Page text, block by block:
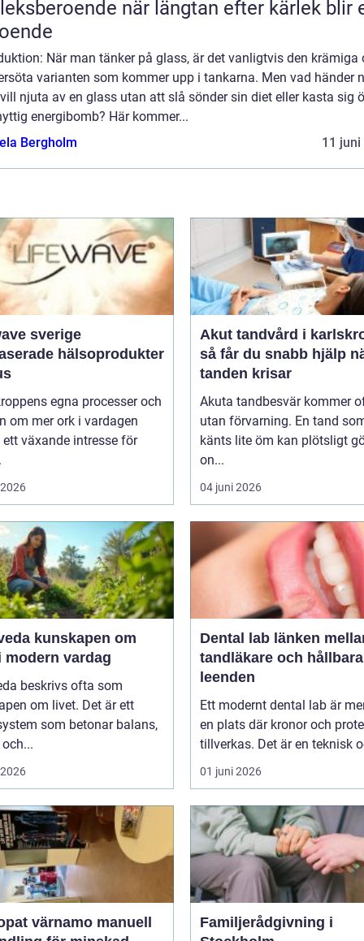
när längtan efter kärlek blir ett
När man tänker på glass, är det vanligtvis den krämiga
varianten som kommer upp i tankarna. Men vad händer
njuta av en glass utan att slå sönder sin diet eller kasta sig
energibomb? Här kommer...
Bergholm
11 juni
sverige
hälsoprodukter
egna processer och
om mer ork i vardagen
växande intresse för
Akut tandvård i
så får du snabb hjälp
tanden krisar
Akuta tandbesvär kommer
utan förvarning. En tand
känts lite öm kan plötsligt
on...
04 juni 2026
om
modern vardag
beskrivs ofta som
om livet. Det är ett
som betonar balans,
Dental lab länken mellan
tandläkare och hållbara
leenden
Ett modernt dental lab är
en plats där kronor och
tillverkas. Det är en teknisk
01 juni 2026
värnamo manuell
Familjerådgivning i